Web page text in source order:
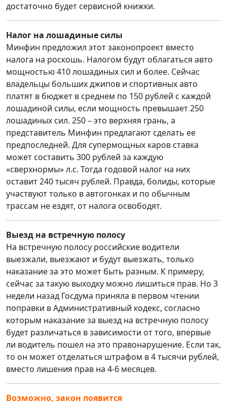
достаточно будет сервисной книжки.
Налог на лошадиные силы
Минфин предложил этот законопроект вместо
налога на роскошь. Налогом будут облагаться авто
мощностью 410 лошадиных сил и более. Сейчас
владельцы больших джипов и спортивных авто
платят в бюджет в среднем по 150 рублей с каждой
лошадиной силы, если мощность превышает 250
лошадиных сил. 250 – это верхняя грань, а
представитель Минфин предлагают сделать ее
предпоследней. Для супермощных каров ставка
может составить 300 рублей за каждую
«сверхнормы» л.с. Тогда годовой налог на них
оставит 240 тысяч рублей. Правда, болиды, которые
участвуют только в автогонках и по обычным
трассам не ездят, от налога освободят.
Выезд на встречную полосу
На встречную полосу российские водители
выезжали, выезжают и будут выезжать, только
наказание за это может быть разным. К примеру,
сейчас за такую выходку можно лишиться прав. Но 3
недели назад Госдума приняла в первом чтении
поправки в Административный кодекс, согласно
которым наказание за выезд на встречную полосу
будет различаться в зависимости от того, впервые
ли водитель пошел на это правонарушение. Если так,
то он может отделаться штрафом в 4 тысячи рублей,
вместо лишения прав на 4-6 месяцев.
Возможно, закон появится